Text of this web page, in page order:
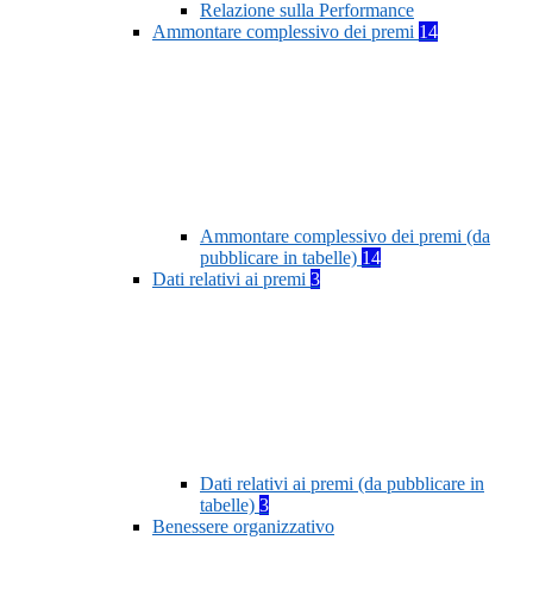
Relazione sulla Performance
Ammontare complessivo dei premi 14
Ammontare complessivo dei premi (da
pubblicare in tabelle) 14
Dati relativi ai premi 3
Dati relativi ai premi (da pubblicare in
tabelle) 3
Benessere organizzativo